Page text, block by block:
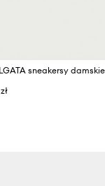
sneakersy damskie